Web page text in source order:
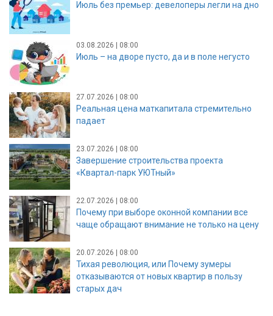
Июль без премьер: девелоперы легли на дно
03.08.2026 | 08:00
Июль – на дворе пусто, да и в поле негусто
27.07.2026 | 08:00
Реальная цена маткапитала стремительно
падает
23.07.2026 | 08:00
Завершение строительства проекта
«Квартал-парк УЮТный»
22.07.2026 | 08:00
Почему при выборе оконной компании все
чаще обращают внимание не только на цену
20.07.2026 | 08:00
Тихая революция, или Почему зумеры
отказываются от новых квартир в пользу
старых дач